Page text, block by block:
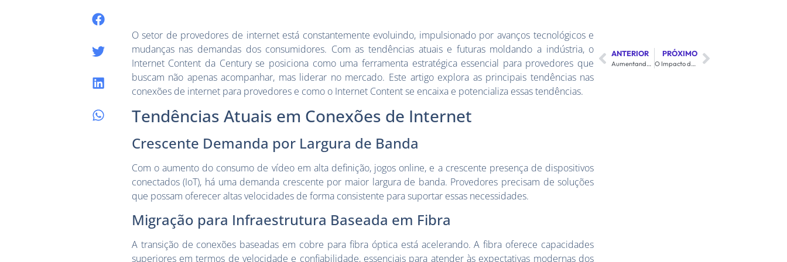
O setor de provedores de internet está constantemente evoluindo, impulsionado por avanços tecnológicos e
mudanças nas demandas dos consumidores. Com as tendências atuais e futuras moldando a indústria, o
Internet Content da Century se posiciona como uma ferramenta estratégica essencial para provedores que
buscam não apenas acompanhar, mas liderar no mercado. Este artigo explora as principais tendências nas
conexões de internet para provedores e como o Internet Content se encaixa e potencializa essas tendências.
Tendências Atuais em Conexões de Internet
Crescente Demanda por Largura de Banda
Com o aumento do consumo de vídeo em alta definição, jogos online, e a crescente presença de dispositivos
conectados (IoT), há uma demanda crescente por maior largura de banda. Provedores precisam de soluções
que possam oferecer altas velocidades de forma consistente para suportar essas necessidades.
Migração para Infraestrutura Baseada em Fibra
A transição de conexões baseadas em cobre para fibra óptica está acelerando. A fibra oferece capacidades
superiores em termos de velocidade e confiabilidade, essenciais para atender às expectativas modernas dos
ANTERIOR
Aumentando a Confiabilidade da Rede com Internet Content
PRÓXIMO
O Impacto do Internet Content na Experiência do Cliente Final